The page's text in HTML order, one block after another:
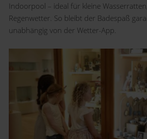
Indoorpool – ideal für kleine
Regenwetter. So bleibt der Badespaß
unabhängig von der Wetter-App.